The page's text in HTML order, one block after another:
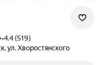
•4.4 (519)
ул. Хворостянского